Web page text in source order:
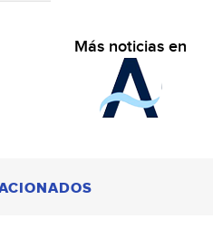
Más noticias en